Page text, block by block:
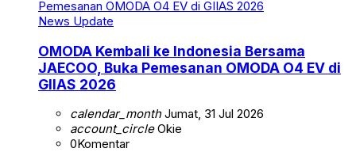
News Update
OMODA Kembali ke Indonesia Bersama
JAECOO, Buka Pemesanan OMODA O4 EV di
GIIAS 2026
calendar_monthJumat, 31 Jul 2026
account_circleOkie
0Komentar